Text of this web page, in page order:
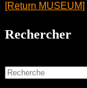
[Return MUSEUM]
Rechercher